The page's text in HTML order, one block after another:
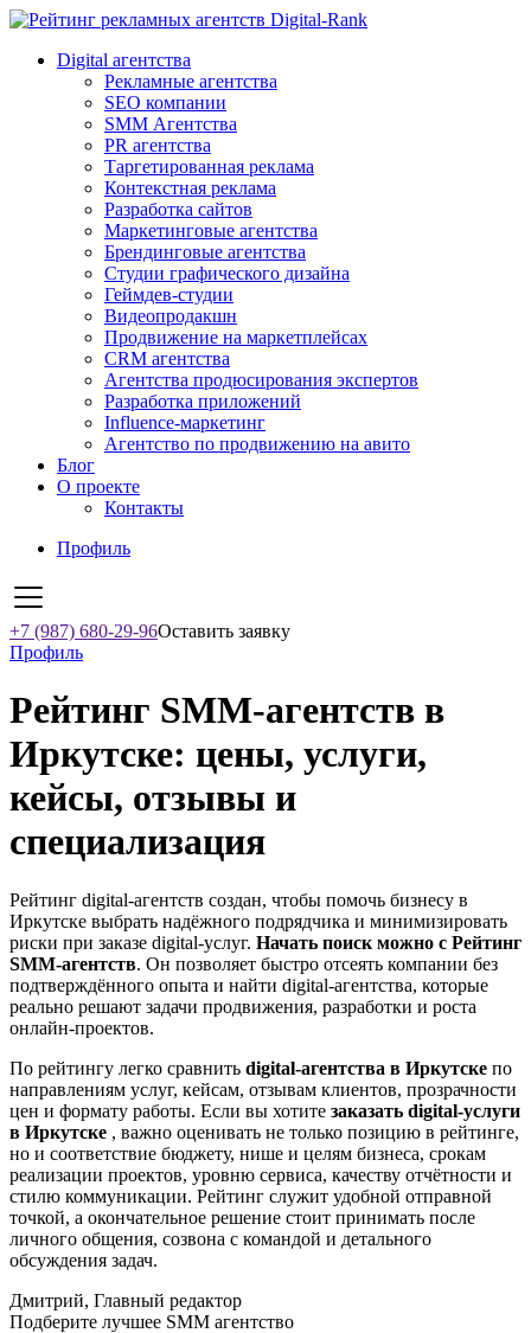
Digital-Rank
Digital агентства
Рекламные агентства
SEO компании
SMM Агентства
PR агентства
Таргетированная реклама
Контекстная реклама
Разработка сайтов
Маркетинговые агентства
Брендинговые агентства
Студии графического дизайна
Геймдев-студии
Видеопродакшн
Продвижение на маркетплейсах
CRM агентства
Агентства продюсирования экспертов
Разработка приложений
Influence-маркетинг
Агентство по продвижению на авито
Блог
О проекте
Контакты
Профиль
+7 (987) 680-29-96Оставить заявку
Профиль
Рейтинг SMM‑агентств в
Иркутске: цены, услуги,
кейсы, отзывы и
специализация
Рейтинг digital-агентств создан, чтобы помочь бизнесу в
Иркутске выбрать надёжного подрядчика и минимизировать
риски при заказе digital-услуг. Начать поиск можно с Рейтинг
SMM‑агентств. Он позволяет быстро отсеять компании без
подтверждённого опыта и найти digital-агентства, которые
реально решают задачи продвижения, разработки и роста
онлайн-проектов.
По рейтингу легко сравнить digital-агентства в Иркутске по
направлениям услуг, кейсам, отзывам клиентов, прозрачности
цен и формату работы. Если вы хотите заказать digital-услуги
в Иркутске , важно оценивать не только позицию в рейтинге,
но и соответствие бюджету, нише и целям бизнеса, срокам
реализации проектов, уровню сервиса, качеству отчётности и
стилю коммуникации. Рейтинг служит удобной отправной
точкой, а окончательное решение стоит принимать после
личного общения, созвона с командой и детального
обсуждения задач.
Дмитрий, Главный редактор
Подберите лучшее SMM агентство